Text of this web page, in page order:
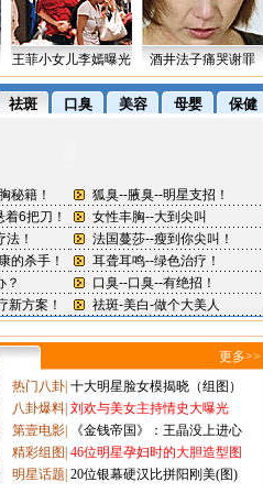
王菲小女儿李嫣曝光 酒井法子痛哭谢罪
更多>>
热门八卦 十大明星脸女模揭晓（组图）
八卦爆料 刘欢与美女主持情史大曝光
第壹电影
《金钱帝国》：王晶没上进心
精彩组图 46位明星孕妇时的大胆造型图
明星话题 20位银幕硬汉比拼阳刚美(图)